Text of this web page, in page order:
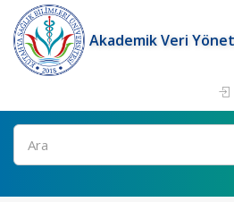
Akademik Veri
Ara